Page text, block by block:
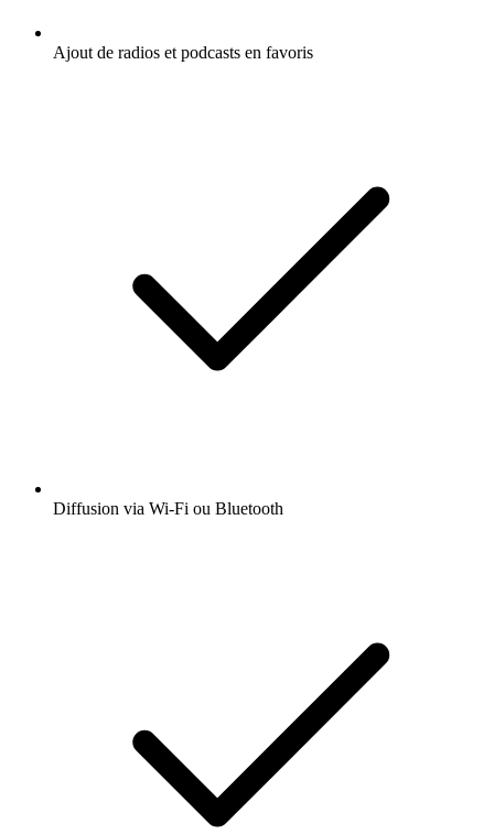
Ajout de radios et podcasts en favoris
Diffusion via Wi-Fi ou Bluetooth